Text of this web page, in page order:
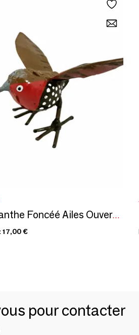
Sculpture Amaranthe Foncéé Ailes Ouvertes Métal Recyclé 12cm
17,00 €
pour contacter